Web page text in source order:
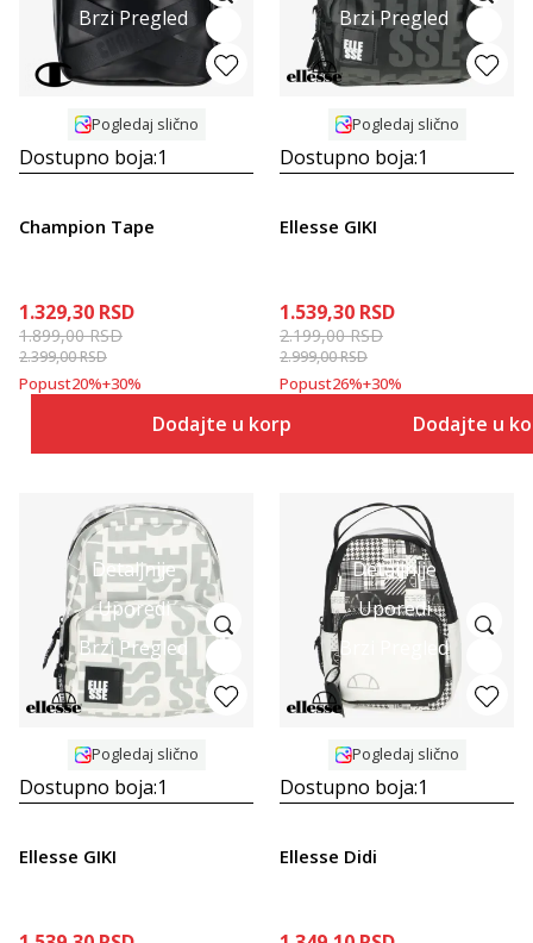
Brzi Pregled
Pogledaj slično
Dostupno boja:1
Champion Tape
1.329,30 RSD
1.899,00RSD
2.399,00RSD
Popust20%+30%
Dodajte u korpu
Brzi Pregled
Pogledaj slično
Dostupno boja:1
Ellesse GIKI
1.539,30 RSD
2.199,00RSD
2.999,00RSD
Popust26%+30%
Dodajte u
Detaljnije
Uporedi
Brzi Pregled
Pogledaj slično
Dostupno boja:1
Ellesse GIKI
Detaljnije
Uporedi
Brzi Pregled
Pogledaj slično
Dostupno boja:1
Ellesse Didi